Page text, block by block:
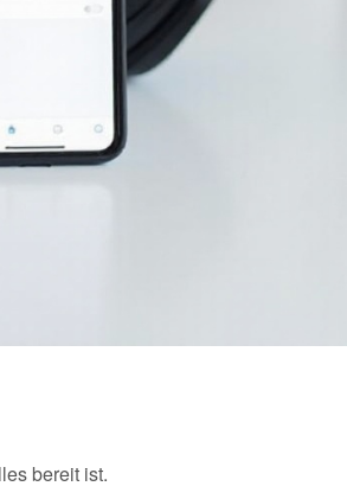
bereit ist.